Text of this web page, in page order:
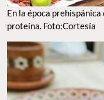
En la época
proteína. Foto:Cortesía